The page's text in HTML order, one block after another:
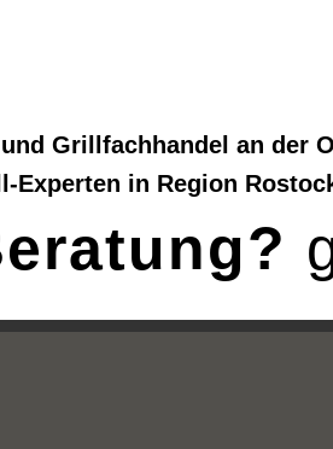
Grillfachhandel an der
in Region